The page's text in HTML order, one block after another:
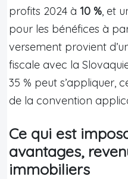
profits 2024 à 10 %, et
pour les bénéfices à
versement provient
fiscale avec la
35 % peut s’appliquer,
de la convention
Ce qui est
avantages,
immobiliers